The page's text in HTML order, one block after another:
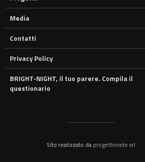
Media
Contatti
Privacy Policy
BRIGHT-NIGHT, il tuo parere. Compila il
questionario
Sito realizzato da progettinrete srl